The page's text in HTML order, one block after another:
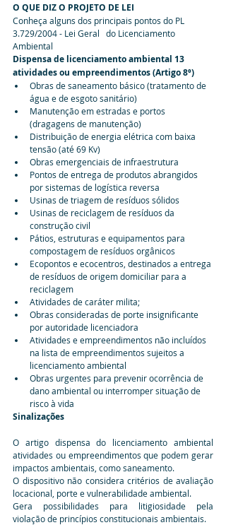
O QUE DIZ O PROJETO DE LEI
Conheça alguns dos principais pontos do PL
3.729/2004 - Lei Geral   do Licenciamento
Ambiental
Dispensa de licenciamento ambiental 13
atividades ou empreendimentos (Artigo 8º)
Obras de saneamento básico (tratamento de
água e de esgoto sanitário)
Manutenção em estradas e portos
(dragagens de manutenção)
Distribuição de energia elétrica com baixa
tensão (até 69 Kv)
Obras emergenciais de infraestrutura
Pontos de entrega de produtos abrangidos
por sistemas de logística reversa
Usinas de triagem de resíduos sólidos
Usinas de reciclagem de resíduos da
construção civil
Pátios, estruturas e equipamentos para
compostagem de resíduos orgânicos
Ecopontos e ecocentros, destinados a entrega
de resíduos de origem domiciliar para a
reciclagem
Atividades de caráter milita;
Obras consideradas de porte insignificante
por autoridade licenciadora
Atividades e empreendimentos não incluídos
na lista de empreendimentos sujeitos a
licenciamento ambiental
Obras urgentes para prevenir ocorrência de
dano ambiental ou interromper situação de
risco à vida
Sinalizações
O artigo dispensa do licenciamento ambiental
atividades ou empreendimentos que podem gerar
impactos ambientais, como saneamento.
O dispositivo não considera critérios de avaliação
locacional, porte e vulnerabilidade ambiental.
Gera possibilidades para litigiosidade pela
violação de princípios constitucionais ambientais.